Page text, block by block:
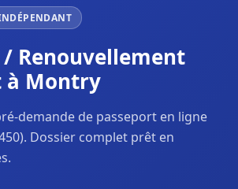
/ Renouvellement
à Montry
demande de passeport en ligne
Dossier complet prêt en